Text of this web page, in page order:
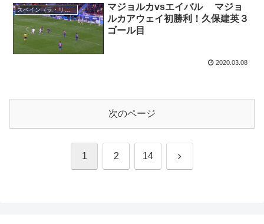
スペイン（ラ・リーガ）
マジョルカvsエイバル マジョ
ルカアウェイ初勝利！久保建英３
ゴール目
2020.03.08
次のページ
1 2 14 次